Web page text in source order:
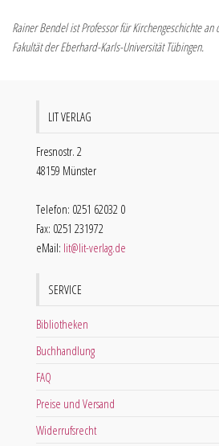
Rainer Bendel ist Professor für Kirchengeschichte an
Fakultät der Eberhard-Karls-Universität Tübingen.
LIT VERLAG
Fresnostr. 2
48159 Münster
Telefon: 0251 62032 0
Fax: 0251 231972
eMail: lit@lit-verlag.de
SERVICE
Bibliotheken
Buchhandlung
FAQ
Preise und Versand
Widerrufsrecht